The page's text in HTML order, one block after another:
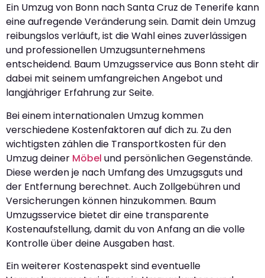
Ein Umzug von Bonn nach Santa Cruz de Tenerife kann
eine aufregende Veränderung sein. Damit dein Umzug
reibungslos verläuft, ist die Wahl eines zuverlässigen
und professionellen Umzugsunternehmens
entscheidend. Baum Umzugsservice aus Bonn steht dir
dabei mit seinem umfangreichen Angebot und
langjähriger Erfahrung zur Seite.
Bei einem internationalen Umzug kommen
verschiedene Kostenfaktoren auf dich zu. Zu den
wichtigsten zählen die Transportkosten für den
Umzug deiner Möbel und persönlichen Gegenstände.
Diese werden je nach Umfang des Umzugsguts und
der Entfernung berechnet. Auch Zollgebühren und
Versicherungen können hinzukommen. Baum
Umzugsservice bietet dir eine transparente
Kostenaufstellung, damit du von Anfang an die volle
Kontrolle über deine Ausgaben hast.
Ein weiterer Kostenaspekt sind eventuelle